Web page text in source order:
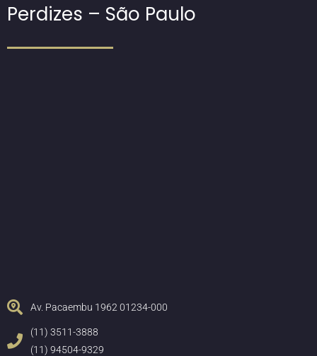
Perdizes – São Paulo
Av. Pacaembu 1962 01234-000
(11) 3511-3888
(11) 94504-9329